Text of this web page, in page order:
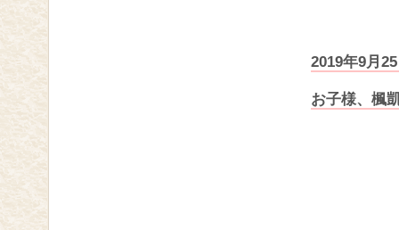
2019年9月
お子様、楓